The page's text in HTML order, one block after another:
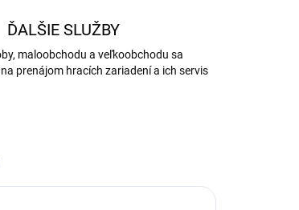
ĎALŠIE SLUŽBY
maloobchodu a veľkoobchodu sa
prenájom hracích zariadení a ich servis